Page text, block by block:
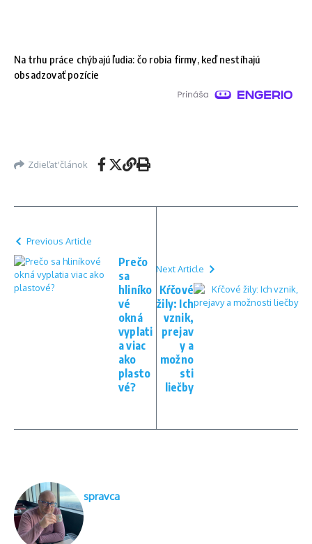
Na trhu práce chýbajú ľudia: čo robia firmy, keď nestíhajú
obsadzovať pozície
Zdieľať článok
Previous Article
Prečo
sa
hliníko
vé
okná
vyplati
a viac
ako
plasto
vé?
Next Article
Kŕčové
žily: Ich
vznik,
prejav
y a
možno
sti
liečby
spravca